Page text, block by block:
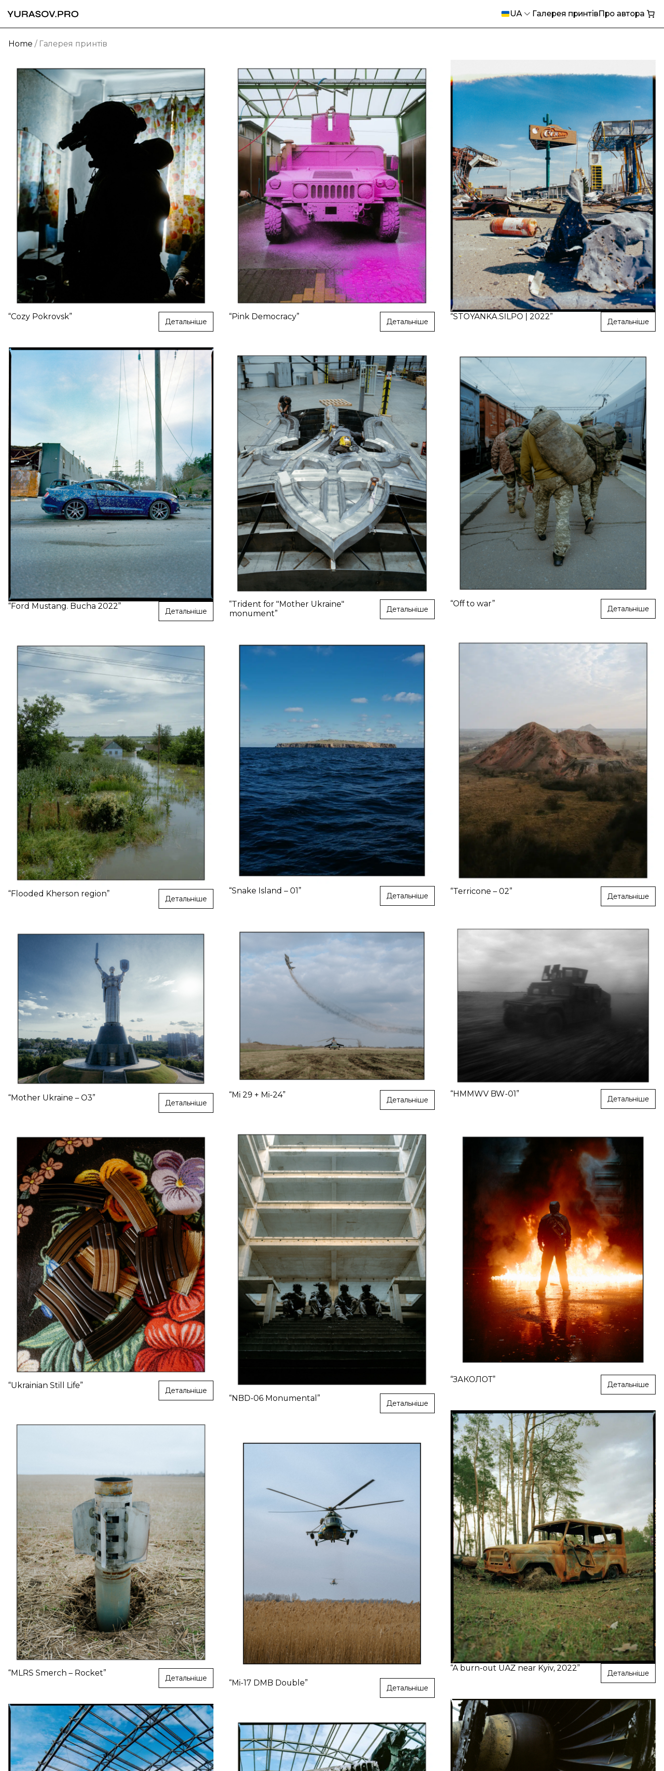
UA Галерея принтівПро автора
Home / Галерея принтів
“Cozy Pokrovsk”
Детальніше
“Ford Mustang. Bucha 2022”
Детальніше
“Flooded Kherson region”
Детальніше
“Mother Ukraine – О3”
Детальніше
“Ukrainian Still Life”
Детальніше
“MLRS Smerch – Rocket”
Детальніше
“Pink Democracy”
Детальніше
“Trident for "Mother Ukraine"
monument”
Детальніше
“Snake Island – 01”
Детальніше
“Mi 29 + Mi-24”
Детальніше
“NBD-06 Monumental”
Детальніше
“Mi-17 DMB Double”
Детальніше
“STOYANKA.SILPO | 2022”
Детальніше
“Off to war”
Детальніше
“Terricone – 02”
Детальніше
“HMMWV BW-01”
Детальніше
“ЗАКОЛОТ”
Детальніше
“A burn-out UAZ near Kyiv, 2022”
Детальніше